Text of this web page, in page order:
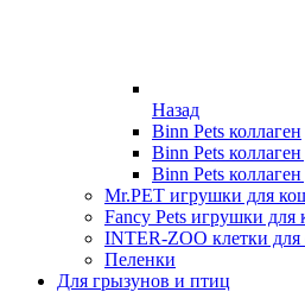
Назад
Binn Pets коллаген
Binn Pets
Binn Pets
Mr.PET игрушки для
Fancy Pets игрушки для
INTER-ZOO клетки для
Пеленки
Для грызунов и птиц